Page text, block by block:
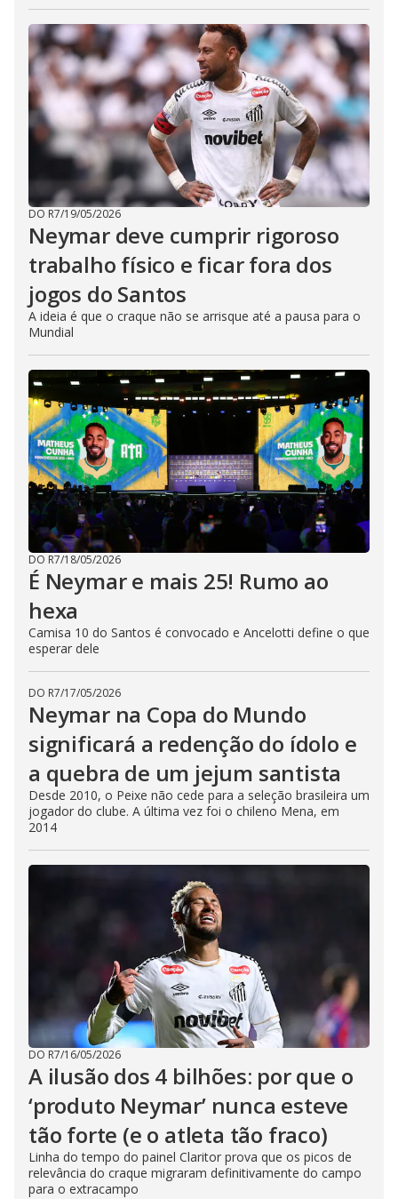
DO R7/19/05/2026
Neymar deve cumprir rigoroso
trabalho físico e ficar fora dos
jogos do Santos
A ideia é que o craque não se arrisque até a pausa para o
Mundial
DO R7/18/05/2026
É Neymar e mais 25! Rumo ao
hexa
Camisa 10 do Santos é convocado e Ancelotti define o que
esperar dele
DO R7/17/05/2026
Neymar na Copa do Mundo
significará a redenção do ídolo e
a quebra de um jejum santista
Desde 2010, o Peixe não cede para a seleção brasileira um
jogador do clube. A última vez foi o chileno Mena, em
2014
DO R7/16/05/2026
A ilusão dos 4 bilhões: por que o
‘produto Neymar’ nunca esteve
tão forte (e o atleta tão fraco)
Linha do tempo do painel Claritor prova que os picos de
relevância do craque migraram definitivamente do campo
para o extracampo